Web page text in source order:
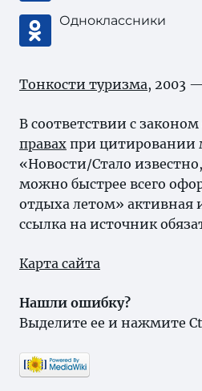
Одноклассники
Тонкости туризма, 2003
В соответствии с законом
правах при цитировании
«Новости/Стало
можно быстрее всего
отдыха летом» активная
ссылка на источник
Карта сайта
Нашли ошибку?
Выделите ее и нажмите